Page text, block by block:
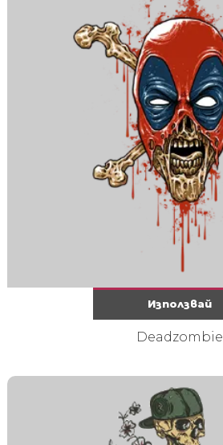
Използвай
Deadzombie